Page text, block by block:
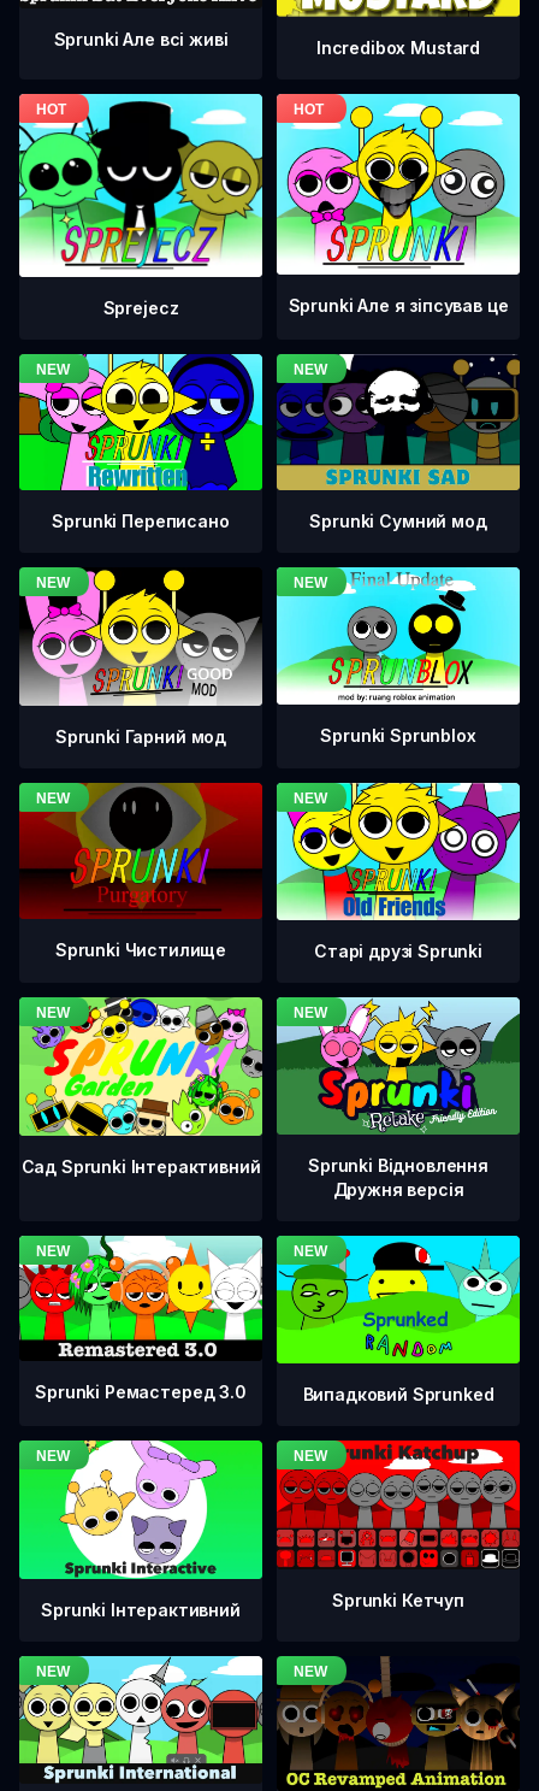
Sprunki Але всі живі Incredibox Mustard
Sprejecz Sprunki Але я зіпсував це
Sprunki Переписано Sprunki Сумний мод
Sprunki Гарний мод Sprunki Sprunblox
Sprunki Чистилище Старі друзі Sprunki
Сад Sprunki Інтерактивний
Sprunki Відновлення
Дружня версія
Sprunki Ремастеред 3.0 Випадковий Sprunked
Sprunki Інтерактивний Sprunki Кетчуп